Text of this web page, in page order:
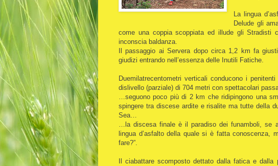
La lingua
Delude gli
come una coppia scoppiata ed illude gli Stradisti
inconscia baldanza.
Il passaggio ai Servera dopo circa 1,2 km fa
giudizi entrando nell’essenza delle Inutili Fatiche.
Duemilatrecentometri verticali conducono i
dislivello (parziale) di 704 metri con spettacolari
…seguono poco più di 2 km che ridipingono una
spingere tra discese ardite e risalite ma tutte della
Sea…
…la discesa finale è il paradiso dei funamboli, se
lingua d’asfalto della quale si è fatta
fare?”.
Il ciabattare scomposto dettato dalla fatica e